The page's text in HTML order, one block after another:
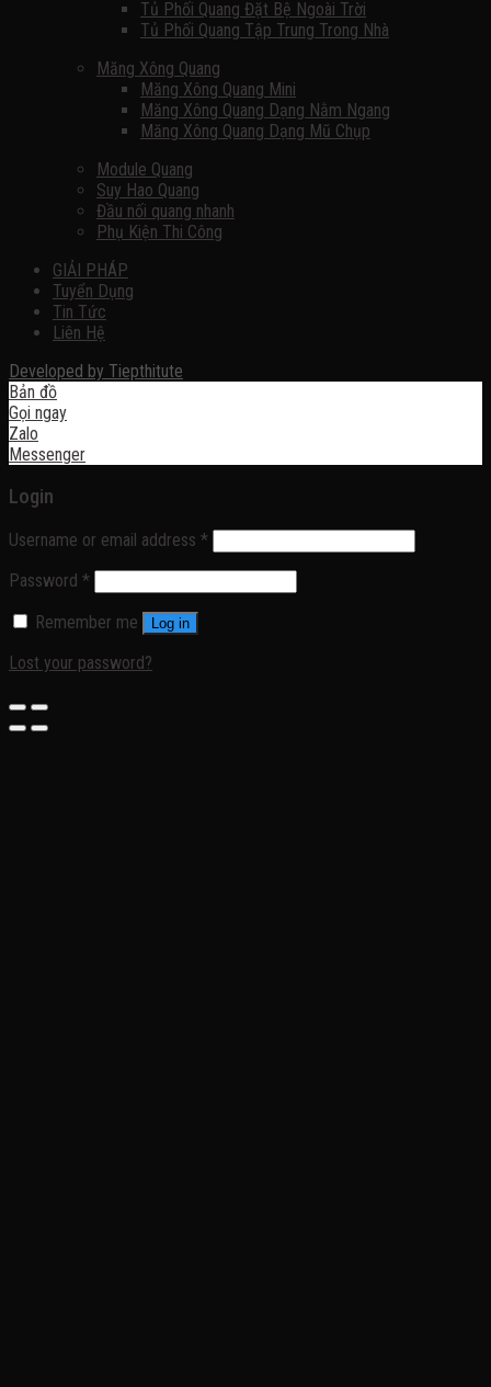
Tủ Phối Quang Đặt Bệ Ngoài Trời
Tủ Phối Quang Tập Trung Trong Nhà
Măng Xông Quang
Măng Xông Quang Mini
Măng Xông Quang Dạng Nằm Ngang
Măng Xông Quang Dạng Mũ Chụp
Module Quang
Suy Hao Quang
Đầu nối quang nhanh
Phụ Kiện Thi Công
GIẢI PHÁP
Tuyển Dụng
Tin Tức
Liên Hệ
Developed by Tiepthitute
Bản đồ
Gọi ngay
Zalo
Messenger
Login
Username or email address *
Password *
Remember me
Log in
Lost your password?